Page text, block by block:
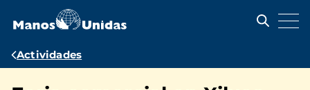
contenido
Ruta
Actividades